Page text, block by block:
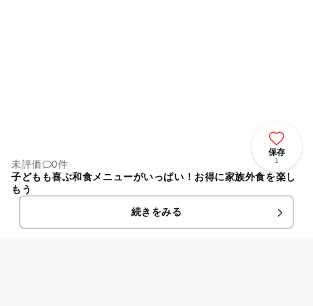
保存
1
未評価
0件
子どもも喜ぶ和食メニューがいっぱい！お得に家族外食を楽し
もう
続きをみる